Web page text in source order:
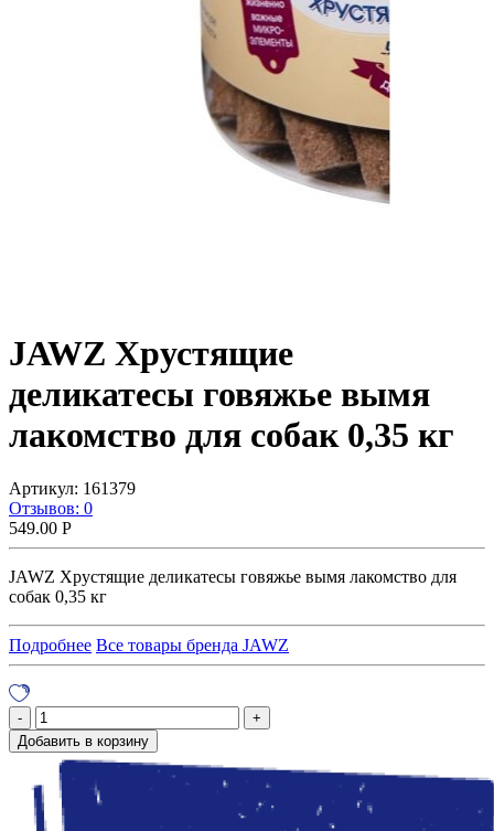
JAWZ Хрустящие
деликатесы говяжье вымя
лакомство для собак 0,35 кг
Артикул: 161379
Отзывов: 0
549.00 Р
JAWZ Хрустящие деликатесы говяжье вымя лакомство для
собак 0,35 кг
Подробнее Все товары бренда JAWZ
Добавить в корзину